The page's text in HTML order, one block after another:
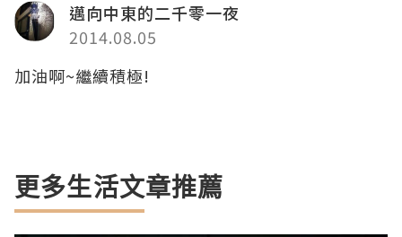
邁向中東的二千零一夜
2014.08.05
加油啊~繼續積極!
更多生活文章推薦